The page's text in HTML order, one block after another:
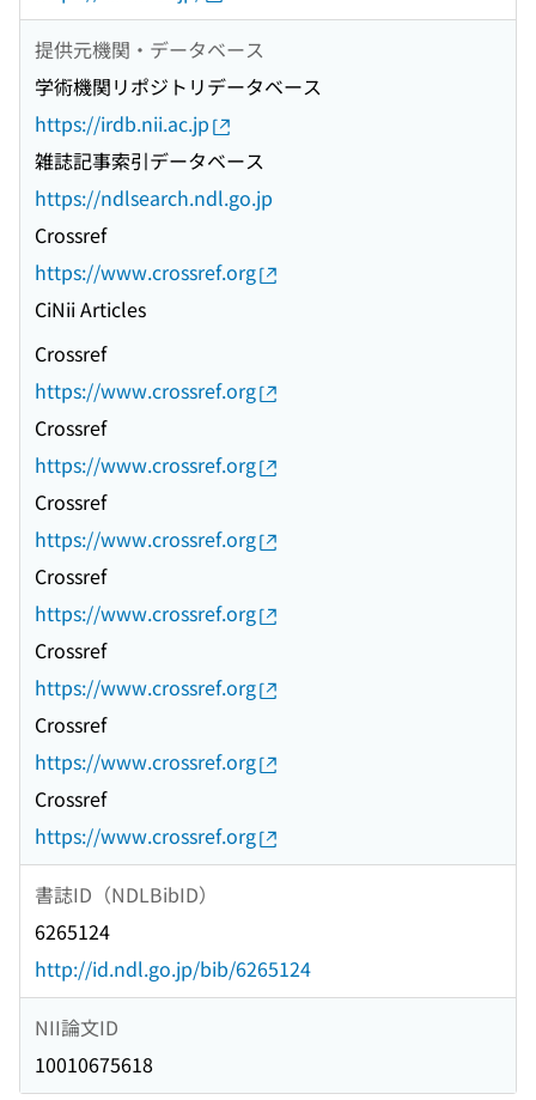
提供元機関・データベース
学術機関リポジトリデータベース
https://irdb.nii.ac.jp
雑誌記事索引データベース
https://ndlsearch.ndl.go.jp
Crossref
https://www.crossref.org
CiNii Articles
Crossref
https://www.crossref.org
Crossref
https://www.crossref.org
Crossref
https://www.crossref.org
Crossref
https://www.crossref.org
Crossref
https://www.crossref.org
Crossref
https://www.crossref.org
Crossref
https://www.crossref.org
書誌ID（NDLBibID）
6265124
http://id.ndl.go.jp/bib/6265124
NII論文ID
10010675618